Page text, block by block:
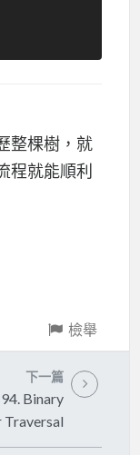
整棵樹，就
程就能順利
檢舉
下一篇
Binary
Traversal